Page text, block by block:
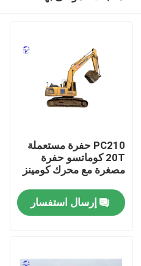
PC210 حفرة مستعملة
20T كوماتسو حفرة
مصغرة مع محرك كومينز
إرسال استفسار